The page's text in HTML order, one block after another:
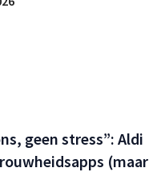
geen stress”: Aldi
(maar